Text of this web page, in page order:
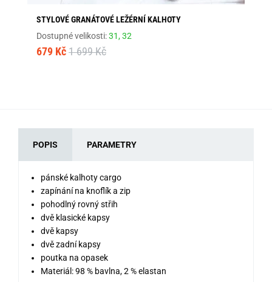
STYLOVÉ GRANÁTOVÉ LEŽÉRNÍ KALHOTY
Dostupné velikosti:31,32
679 Kč 1 699 Kč
POPIS PARAMETRY
pánské kalhoty cargo
zapínání na knoflík a zip
pohodlný rovný střih
dvě klasické kapsy
dvě kapsy
dvě zadní kapsy
poutka na opasek
Materiál:98 % bavlna, 2 % elastan